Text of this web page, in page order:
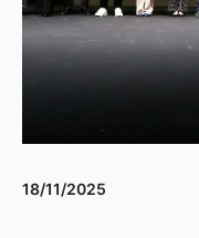
18/11/2025